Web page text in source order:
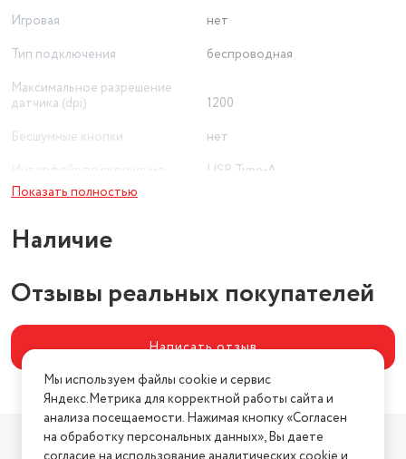
Игровая
нет
Тип подключения
беспроводная
Максимальное разрешение
датчика (dpi)
1200
Бесшумные кнопки
нет
USB Type-A
Показать полностью
Наличие
Отзывы реальных покупателей
Написать отзыв
Компания
Мы используем файлы cookie и сервис
Яндекс.Метрика для корректной работы сайта и
анализа посещаемости. Нажимая кнопку «Согласен
на обработку персональных данных», Вы даете